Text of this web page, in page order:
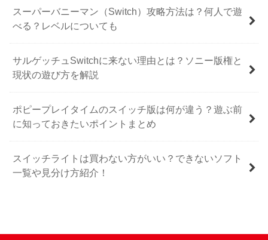
スーパーバニーマン（Switch）攻略方法は？何人で遊
べる？レベルについても
サルゲッチュSwitchに来ない理由とは？ソニー版権と
現状の遊び方を解説
ポピープレイタイムのスイッチ版は何が違う？遊ぶ前
に知っておきたいポイントまとめ
スイッチライトは買わない方がいい？できないソフト
一覧や見分け方紹介！